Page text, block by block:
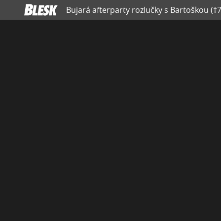
Bujará afterparty rozlučky s Bartoškou